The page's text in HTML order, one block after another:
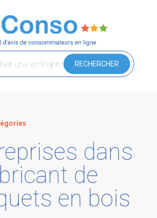
dans
de
en bois